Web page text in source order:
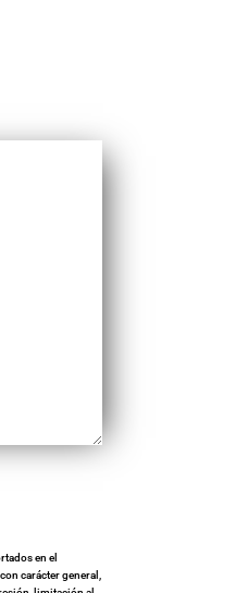
en el
carácter general,